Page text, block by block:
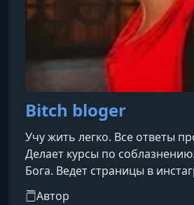
Bitch bloger
Учу жить легко. Все ответы
Делает курсы по
Бога. Ведет страницы в
телеграмме.
Автор